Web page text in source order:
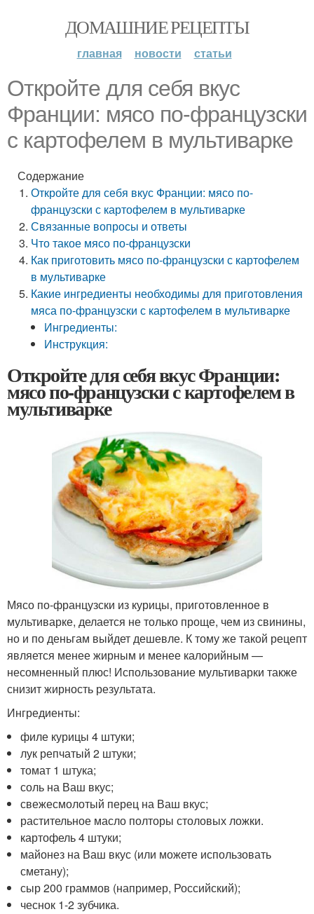
ДОМАШНИЕ РЕЦЕПТЫ
главная новости статьи
Откройте для себя вкус
Франции: мясо по-французски
с картофелем в мультиварке
Содержание
Откройте для себя вкус Франции: мясо по-
французски с картофелем в мультиварке
Связанные вопросы и ответы
Что такое мясо по-французски
Как приготовить мясо по-французски с картофелем
в мультиварке
Какие ингредиенты необходимы для приготовления
мяса по-французски с картофелем в мультиварке
Ингредиенты:
Инструкция:
Откройте для себя вкус Франции:
мясо по-французски с картофелем в
мультиварке
Мясо по-французски из курицы, приготовленное в
мультиварке, делается не только проще, чем из свинины,
но и по деньгам выйдет дешевле. К тому же такой рецепт
является менее жирным и менее калорийным —
несомненный плюс! Использование мультиварки также
снизит жирность результата.
Ингредиенты:
филе курицы 4 штуки;
лук репчатый 2 штуки;
томат 1 штука;
соль на Ваш вкус;
свежесмолотый перец на Ваш вкус;
растительное масло полторы столовых ложки.
картофель 4 штуки;
майонез на Ваш вкус (или можете использовать
сметану);
сыр 200 граммов (например, Российский);
чеснок 1-2 зубчика.